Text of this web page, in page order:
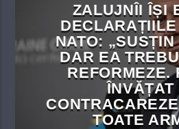
ZALUJNÎI ÎȘI
NATO:
DAR EA
REFORMEZE.
ÎNVĂȚAT
TOATE